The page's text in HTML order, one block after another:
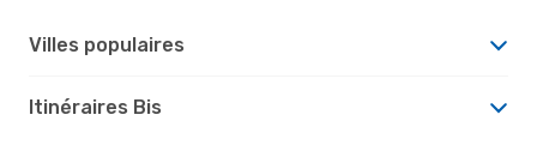
Villes populaires
Itinéraires Bis